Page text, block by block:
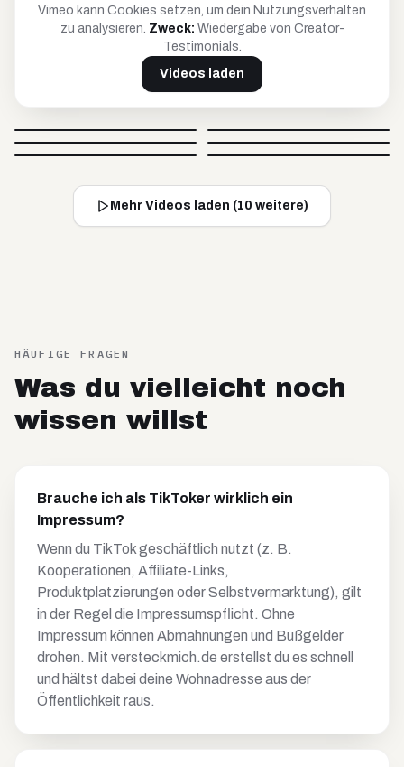
Vimeo kann Cookies setzen, um dein Nutzungsverhalten
zu analysieren. Zweck: Wiedergabe von Creator-
Testimonials.
Videos laden
Video blockiert Video blockiert
Video blockiert Video blockiert
Mehr Videos laden (10 weitere)
HÄUFIGE FRAGEN
Was du vielleicht noch
wissen willst
Brauche ich als TikToker wirklich ein
Impressum?
Wenn du TikTok geschäftlich nutzt (z. B.
Kooperationen, Affiliate-Links,
Produktplatzierungen oder Selbstvermarktung), gilt
in der Regel die Impressumspflicht. Ohne
Impressum können Abmahnungen und Bußgelder
drohen. Mit versteckmich.de erstellst du es schnell
und hältst dabei deine Wohnadresse aus der
Öffentlichkeit raus.